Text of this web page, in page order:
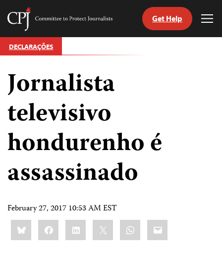
Skip
to
Committee
Journalists
Get Help
DECLARAÇÕES
Jornalista
televisivo
hondurenho é
assassinado
February 27, 2017 10:53 AM EST
Share
this:BlueskyFacebookLinkedIn WhatsApp
Email